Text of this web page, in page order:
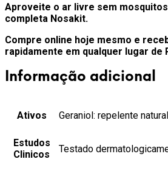
Aproveite o ar livre sem
completa Nosakit.
Compre online hoje mesmo e
rapidamente em qualquer lugar de
Informação adicional
Ativos Geraniol: repelente
Estudos
Clinicos
Testado